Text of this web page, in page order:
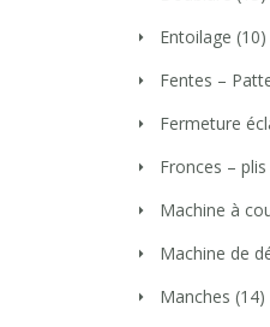
Entoilage (10)
Fentes –
Fermeture
Fronces –
Machine à
Machine de
Manches (14)